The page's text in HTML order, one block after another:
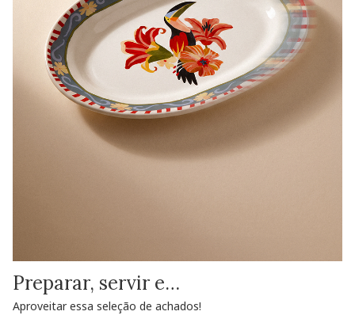
Preparar, servir e…
Aproveitar essa seleção de achados!